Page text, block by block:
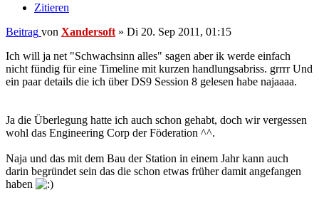
Zitieren
Beitrag von Xandersoft» Di 20. Sep 2011, 01:15
Ich will ja net "Schwachsinn alles" sagen aber ik werde einfach
nicht fündig für eine Timeline mit kurzen handlungsabriss. grrrr Und
ein paar details die ich über DS9 Session 8 gelesen habe najaaaa.
Ja die Überlegung hatte ich auch schon gehabt, doch wir vergessen
wohl das Engineering Corp der Föderation ^^.
Naja und das mit dem Bau der Station in einem Jahr kann auch
darin begründet sein das die schon etwas früher damit angefangen
haben